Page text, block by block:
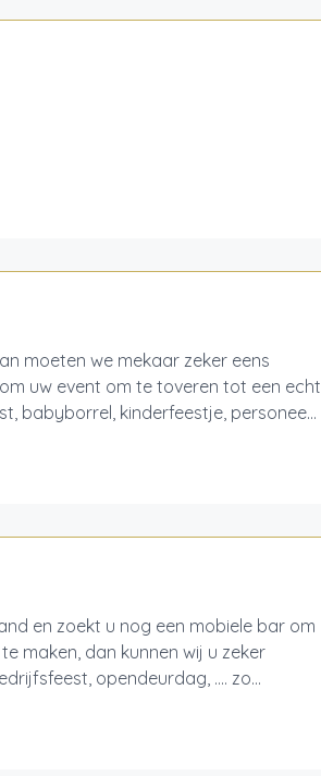
moeten we mekaar zeker eens
uw event om te toveren tot een echt
babyborrel, kinderfeestje, personee...
en zoekt u nog een mobiele bar om
maken, dan kunnen wij u zeker
opendeurdag, …. zo...